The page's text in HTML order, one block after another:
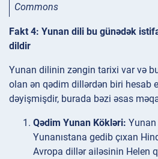
Commons
Fakt 4: Yunan dili bu günədək
dildir
Yunan dilinin zəngin tarixi var və
olan ən qədim dillərdən biri hesab
dəyişmişdir, burada bəzi əsas
Qədim Yunan Kökləri:
Yunanıstana gedib çıxan
Avropa dillər ailəsinin Helen